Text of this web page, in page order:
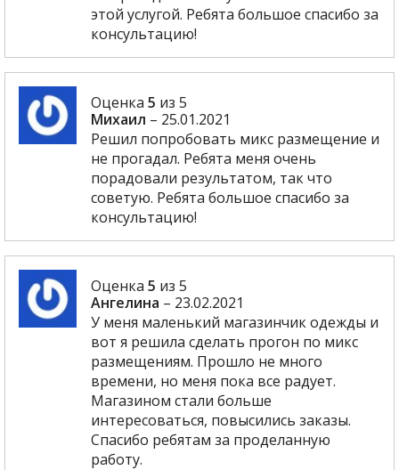
этой услугой. Ребята большое спасибо за
консультацию!
Оценка 5 из 5
Михаил – 25.01.2021
Решил попробовать микс размещение и
не прогадал. Ребята меня очень
порадовали результатом, так что
советую. Ребята большое спасибо за
консультацию!
Оценка 5 из 5
Ангелина – 23.02.2021
У меня маленький магазинчик одежды и
вот я решила сделать прогон по микс
размещениям. Прошло не много
времени, но меня пока все радует.
Магазином стали больше
интересоваться, повысились заказы.
Спасибо ребятам за проделанную
работу.